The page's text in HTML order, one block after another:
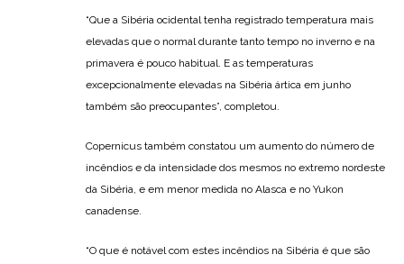
“Que a Sibéria ocidental tenha registrado temperatura mais
elevadas que o normal durante tanto tempo no inverno e na
primavera é pouco habitual. E as temperaturas
excepcionalmente elevadas na Sibéria ártica em junho
também são preocupantes”, completou.
Copernicus também constatou um aumento do número de
incêndios e da intensidade dos mesmos no extremo nordeste
da Sibéria, e em menor medida no Alasca e no Yukon
canadense.
“O que é notável com estes incêndios na Sibéria é que são